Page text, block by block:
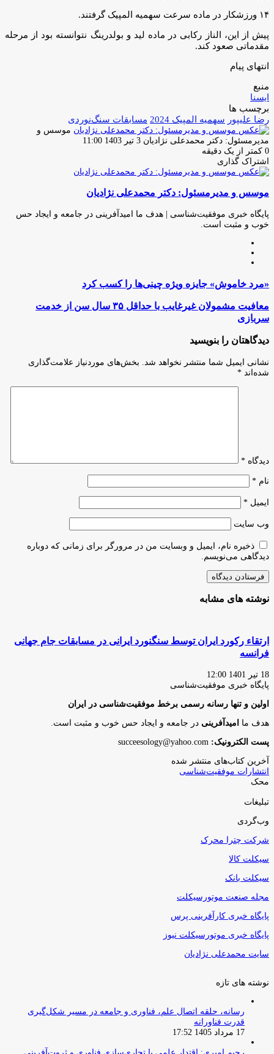
۱۴ ورزشکار در ماده سرعت سهمیه المپیک گرفتند.
پیش از این، الناز رکابی در ماده لید و بولدرینگ نتوانسته بود از مرحله
مقدماتی صعود کند.
انتهای پیام
منبع
ایسنا
برچسب ها
رضا علیپور سهمیه المپیک 2024 مسابقات سنگ‌نوردی
موسس و
مدیرمسئول: دکتر محمدعلی نژادیان ارسال
3 تیر 1403 11:00
0 کمتر از یک دقیقه
اشتراک گذاری
فیس
توئیتر
لینکدین
واتس
تلگرام
اشتراک
از
ایمیل
چاپ
موسس و مدیرمسئول: دکتر محمدعلی نژادیان
پایگاه خبری موفقیت‌شناسی | هدف ما امیدآفرینی در جامعه و ایجاد حس
خوب و مثبت است.
«مرد
خاموش»
جایزه
ویژه
چینی‌ها
کسب
«مرد خاموش» جایزه ویژه چینی‌ها را کسب کرد
معافیت
مشمولان
غیرغایب
حداقل
سال
سن
معافیت مشمولان غیرغایب با حداقل ۳۵ سال سن از خدمت
سربازی
دیدگاهتان را بنویسید
نشانی ایمیل شما منتشر نخواهد شد.
بخش‌های موردنیاز علامت‌گذاری
شده‌اند *
دیدگاه *
نام *
ایمیل *
وب‌ سایت
ذخیره نام، ایمیل و وبسایت من در مرورگر برای زمانی که دوباره
دیدگاهی می‌نویسم.
نوشته های مشابه
ارتقاء رکورد ایران توسط سنگنورد ایرانی در مسابقات جام جهانی
فرانسه
18 تیر 1401 12:00
پایگاه‌ خبری موفقیت‌شناسی
اولین و تنها رسانه رسمی برخط موفقیت‌شناسی در ایران
هدف ما امیدآفرینی در جامعه و ایجاد حس خوب و مثبت است.
پست الکترونیک:
آخرین کتاب‌های منتشر شده
انتشارات موفقیت‌شناسی
محک
تبلیغات
وب‌گردی
شرکت چترا محرک
سیکلت کالا
سیکلت بانک
مجله صنعت موتورسیکلت
پایگاه خبری کارآفرینی پرس
پایگاه خبری موتورسیکلت نیوز
سایت محمدعلی نژادیان
نوشته های تازه
رسانه، حلقه اتصال علم، فناوری و جامعه در مسیر شکل‌گیری
قدرت فناورانه
17 مرداد 1405 17:52